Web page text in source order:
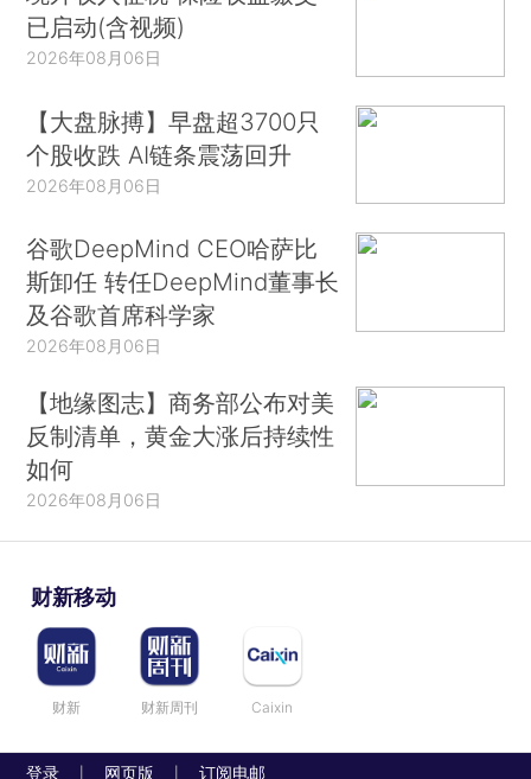
已启动(含视频)
2026年08月06日
【大盘脉搏】早盘超3700只
个股收跌 AI链条震荡回升
2026年08月06日
谷歌DeepMind CEO哈萨比
斯卸任 转任DeepMind董事长
及谷歌首席科学家
2026年08月06日
【地缘图志】商务部公布对美
反制清单，黄金大涨后持续性
如何
2026年08月06日
财新移动
财新 财新周刊 Caixin
登录 网页版 订阅电邮